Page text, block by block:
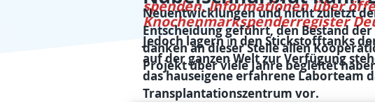
spenden.Informationen über
Knochenmarkspenderregister
Neuentwicklungen und nicht zuletzt
Entscheidung geführt, den Bestand
danken an dieser Stelle allen
Projekt über viele Jahre begleitet
Jedoch lagernin den Stickstofftanks
auf der ganzen Welt zur Verfügung
das hauseigene erfahrene Laborteam
Transplantationszentrum vor.